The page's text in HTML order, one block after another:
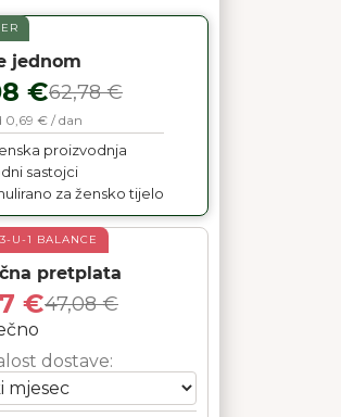
U-1 BALANCE
pretplata
€47,08 €
dostave:
jednom
€62,78 €
0,69 € / dan
proizvodnja
sastojci
za žensko tijelo